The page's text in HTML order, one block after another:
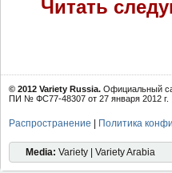
Читать
© 2012 Variety Russia. Официальный
ПИ № ФС77-48307 от 27 января 2012 г.
Распространение Политика
Media: Variety | Variety Arabia